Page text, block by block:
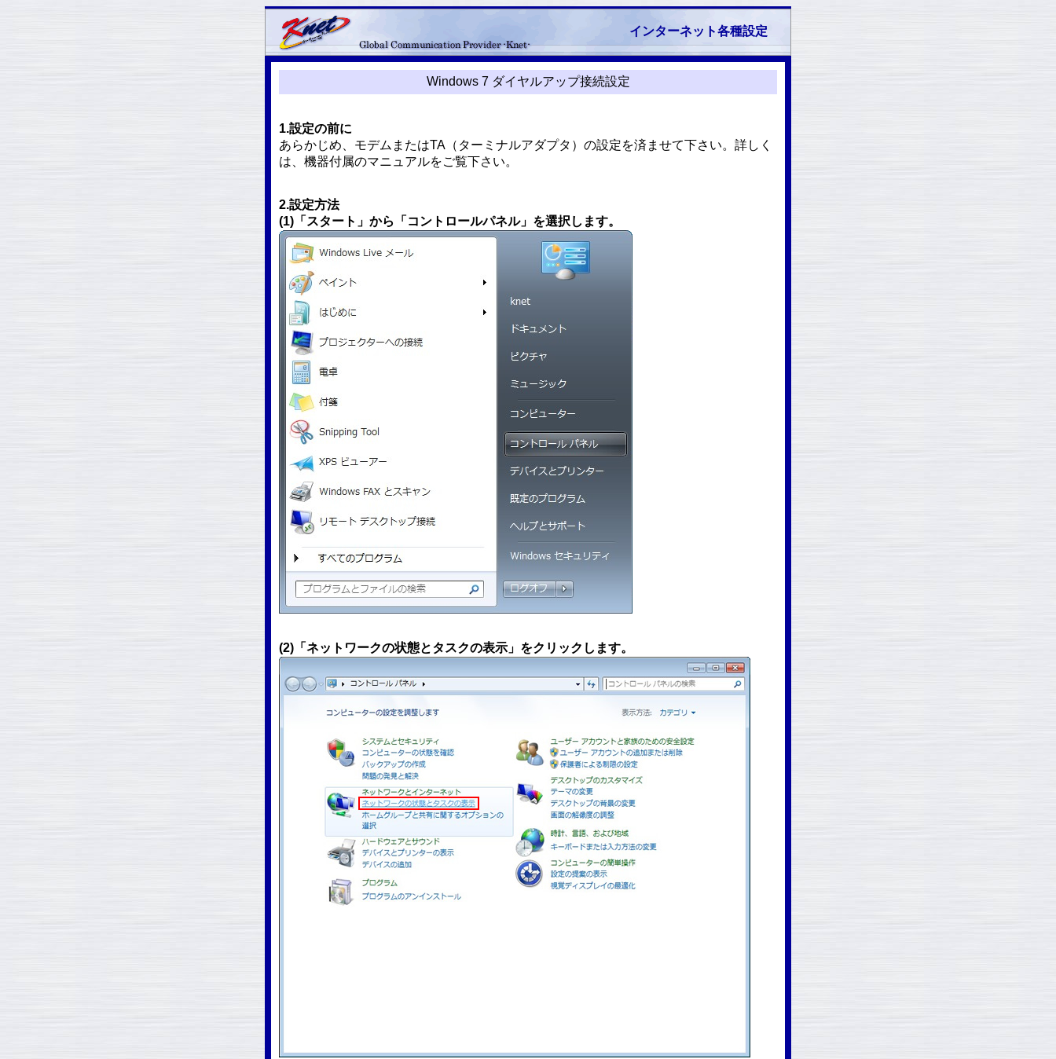
インターネット各種設定
Windows 7 ダイヤルアップ接続設定
1.設定の前に
あらかじめ、モデムまたはTA（ターミナルアダプタ）の設定を済ませて下さい。詳しく
は、機器付属のマニュアルをご覧下さい。
2.設定方法
(1)「スタート」から「コントロールパネル」を選択します。
(2)「ネットワークの状態とタスクの表示」をクリックします。